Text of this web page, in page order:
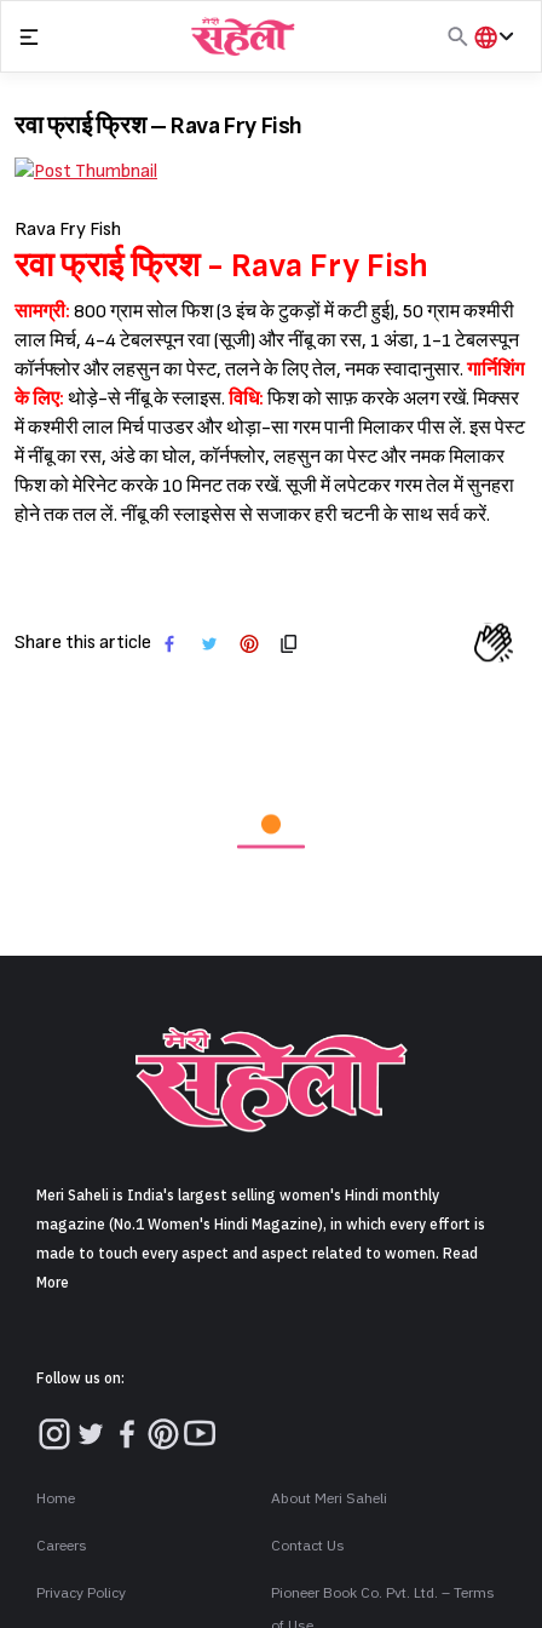
Sign in
content
हिंदी
रवा फ्राई फ्रिश – Rava Fry Fish
Rava Fry Fish
रवा फ्राई फ्रिश - Rava Fry Fish
सामग्री: 800 ग्राम सोल फिश (3 इंच के टुकड़ों में कटी हुई), 50 ग्राम कश्मीरी
लाल मिर्च, 4-4 टेबलस्पून रवा (सूजी) और नींबू का रस, 1 अंडा, 1-1 टेबलस्पून
कॉर्नफ्लोर और लहसुन का पेस्ट, तलने के लिए तेल, नमक स्वादानुसार.गार्निशिंग
के लिए: थोड़े-से नींबू के स्लाइस.विधि:फिश को साफ़ करके अलग रखें. मिक्सर
में कश्मीरी लाल मिर्च पाउडर और थोड़ा-सा गरम पानी मिलाकर पीस लें. इस पेस्ट
में नींबू का रस, अंडे का घोल, कॉर्नफ्लोर, लहसुन का पेस्ट और नमक मिलाकर
फिश को मेरिनेट करके 10 मिनट तक रखें. सूजी में लपेटकर गरम तेल में सुनहरा
होने तक तल लें. नींबू की स्लाइसेस से सजाकर हरी चटनी के साथ सर्व करें.
Share this article
Meri Saheli is India's largest selling women's Hindi monthly
magazine (No.1 Women's Hindi Magazine), in which every effort is
made to touch every aspect and aspect related to women. Read
More
Follow us on:
Home About Meri Saheli
Careers Contact Us
Privacy Policy
Pioneer Book Co. Pvt. Ltd. – Terms